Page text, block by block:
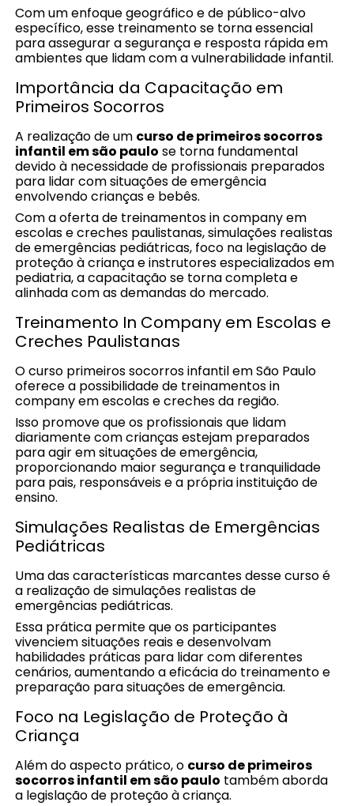
Com um enfoque geográfico e de público-alvo
específico, esse treinamento se torna essencial
para assegurar a segurança e resposta rápida em
ambientes que lidam com a vulnerabilidade infantil.
Importância da Capacitação em
Primeiros Socorros
A realização de um curso de primeiros socorros
infantil em são paulo se torna fundamental
devido à necessidade de profissionais preparados
para lidar com situações de emergência
envolvendo crianças e bebês.
Com a oferta de treinamentos in company em
escolas e creches paulistanas, simulações realistas
de emergências pediátricas, foco na legislação de
proteção à criança e instrutores especializados em
pediatria, a capacitação se torna completa e
alinhada com as demandas do mercado.
Treinamento In Company em Escolas e
Creches Paulistanas
O curso primeiros socorros infantil em São Paulo
oferece a possibilidade de treinamentos in
company em escolas e creches da região.
Isso promove que os profissionais que lidam
diariamente com crianças estejam preparados
para agir em situações de emergência,
proporcionando maior segurança e tranquilidade
para pais, responsáveis e a própria instituição de
ensino.
Simulações Realistas de Emergências
Pediátricas
Uma das características marcantes desse curso é
a realização de simulações realistas de
emergências pediátricas.
Essa prática permite que os participantes
vivenciem situações reais e desenvolvam
habilidades práticas para lidar com diferentes
cenários, aumentando a eficácia do treinamento e
preparação para situações de emergência.
Foco na Legislação de Proteção à
Criança
Além do aspecto prático, o curso de primeiros
socorros infantil em são paulo também aborda
a legislação de proteção à criança.